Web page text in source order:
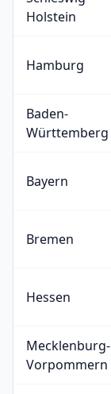
Holstein
Hamburg
Baden-
Württemberg
Bayern
Bremen
Hessen
Mecklenburg-
Vorpommern